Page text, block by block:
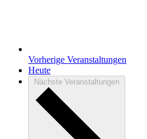
Vorherige Veranstaltungen
Heute
Nächste Veranstaltungen